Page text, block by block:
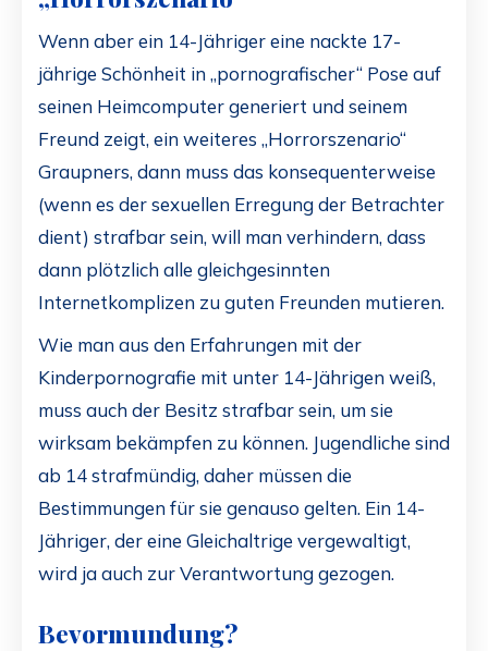
Wenn aber ein 14-Jähriger eine nackte 17-
jährige Schönheit in „pornografischer“ Pose auf
seinen Heimcomputer generiert und seinem
Freund zeigt, ein weiteres „Horrorszenario“
Graupners, dann muss das konsequenterweise
(wenn es der sexuellen Erregung der Betrachter
dient) strafbar sein, will man verhindern, dass
dann plötzlich alle gleichgesinnten
Internetkomplizen zu guten Freunden mutieren.
Wie man aus den Erfahrungen mit der
Kinderpornografie mit unter 14-Jährigen weiß,
muss auch der Besitz strafbar sein, um sie
wirksam bekämpfen zu können. Jugendliche sind
ab 14 strafmündig, daher müssen die
Bestimmungen für sie genauso gelten. Ein 14-
Jähriger, der eine Gleichaltrige vergewaltigt,
wird ja auch zur Verantwortung gezogen.
Bevormundung?